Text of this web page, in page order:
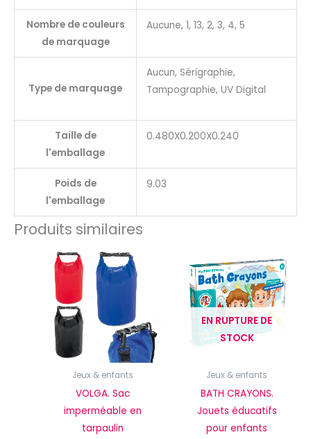
Nombre de couleurs
de marquage
Aucune, 1, 13, 2, 3, 4, 5
Type de marquage
Aucun, Sérigraphie,
Tampographie, UV Digital
Taille de
l'emballage
0.480X0.200X0.240
Poids de
l'emballage
9.03
Produits similaires
Jeux & enfants
VOLGA. Sac
imperméable en
tarpaulin
EN RUPTURE DE
STOCK
Jeux & enfants
BATH CRAYONS.
Jouets éducatifs
pour enfants